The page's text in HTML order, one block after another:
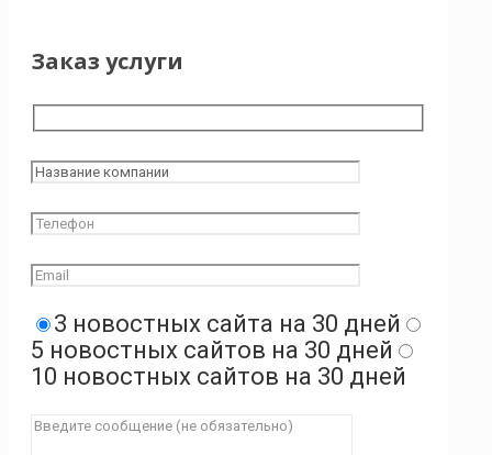
Заказ услуги
3 новостных сайта на 30 дней
5 новостных сайтов на 30 дней
10 новостных сайтов на 30 дней